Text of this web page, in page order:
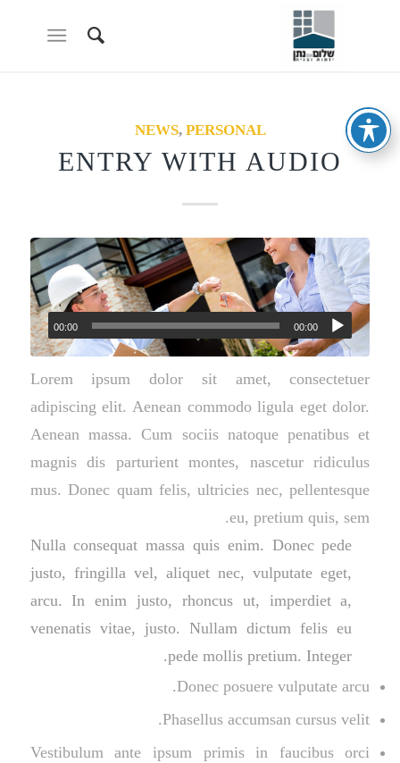
NEWS, PERSONAL
ENTRY WITH AUDIO
00:00
00:00
Lorem ipsum dolor sit amet, consectetuer
adipiscing elit. Aenean commodo ligula eget dolor.
Aenean massa. Cum sociis natoque penatibus et
magnis dis parturient montes, nascetur ridiculus
mus. Donec quam felis, ultricies nec, pellentesque
eu, pretium quis, sem.
Nulla consequat massa quis enim. Donec pede
justo, fringilla vel, aliquet nec, vulputate eget,
arcu. In enim justo, rhoncus ut, imperdiet a,
venenatis vitae, justo. Nullam dictum felis eu
pede mollis pretium. Integer.
Donec posuere vulputate arcu.
Phasellus accumsan cursus velit.
Vestibulum ante ipsum primis in faucibus orci